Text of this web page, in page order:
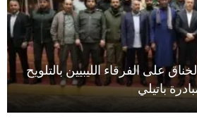
على الفرقاء الليبيين بالتلويح
باتيلي